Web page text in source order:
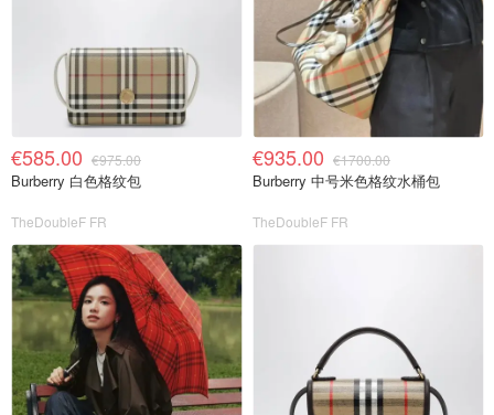
€585.00 €975.00
Burberry 白色格纹包
TheDoubleF FR
€935.00 €1700.00
Burberry 中号米色格纹水桶包
TheDoubleF FR